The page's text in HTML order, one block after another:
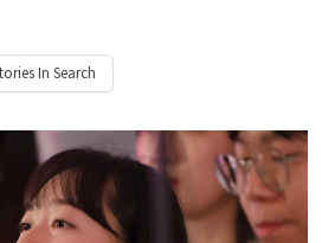
In Search